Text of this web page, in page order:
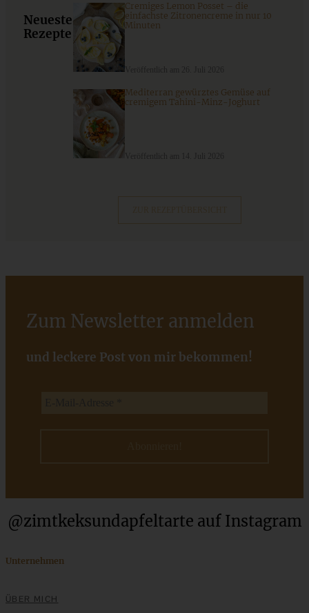
Sommerliches Blaubeer-Schmand-Törtchen
Omas Rezept für Träubleskuchen oder
Johannisbeertörtchen
saftig und gelingsicher
ZUM BEITRAG
Neueste
Rezepte
Cremiges Lemon Posset – die
einfachste Zitronencreme in nur 10
Minuten
Mediterran gewürztes Gemüse auf
cremigem Tahini-Minz-Joghurt
Zum Newsletter anmelden
und leckere Post von mir bekommen!
@zimtkeksundapfeltarte auf Instagram
Unternehmen
ÜBER MICH